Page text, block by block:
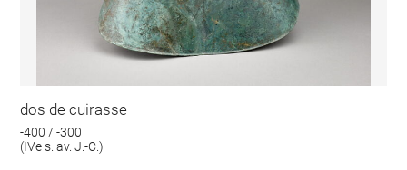
dos de cuirasse
-400 / -300
(IVe s. av. J.-C.)